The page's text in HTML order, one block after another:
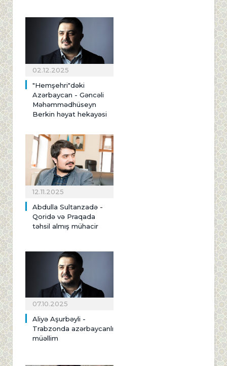
02.12.2025
"Hemşehri"dəki
Azərbaycan - Gəncəli
Məhəmmədhüseyn
Berkin həyat hekayəsi
12.11.2025
Abdulla Sultanzadə -
Qoridə və Praqada
təhsil almış mühacir
07.10.2025
Aliyə Aşurbəyli -
Trabzonda azərbaycanlı
müəllim